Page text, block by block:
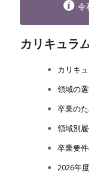
令
カリキュラ
カリキ
領域の
卒業の
領域別
卒業要
2026年